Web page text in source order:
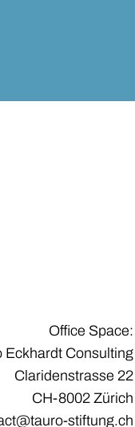
Office Space:
Eckhardt Consulting
Claridenstrasse 22
CH-8002 Zürich
stiftung.ch